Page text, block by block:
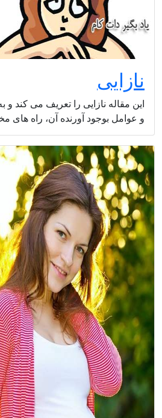
نازایی
این مقاله نازایی را تعریف می کند و
و عوامل بوجود آورنده آن، راه های